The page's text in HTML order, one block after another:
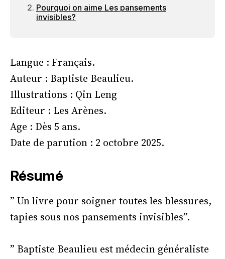
Pourquoi on aime Les pansements
invisibles?
Langue : Français.
Auteur : Baptiste Beaulieu.
Illustrations : Qin Leng
Editeur : Les Arènes.
Age : Dès 5 ans.
Date de parution : 2 octobre 2025.
Résumé
” Un livre pour soigner toutes les blessures,
tapies sous nos pansements invisibles”.
” Baptiste Beaulieu est médecin généraliste